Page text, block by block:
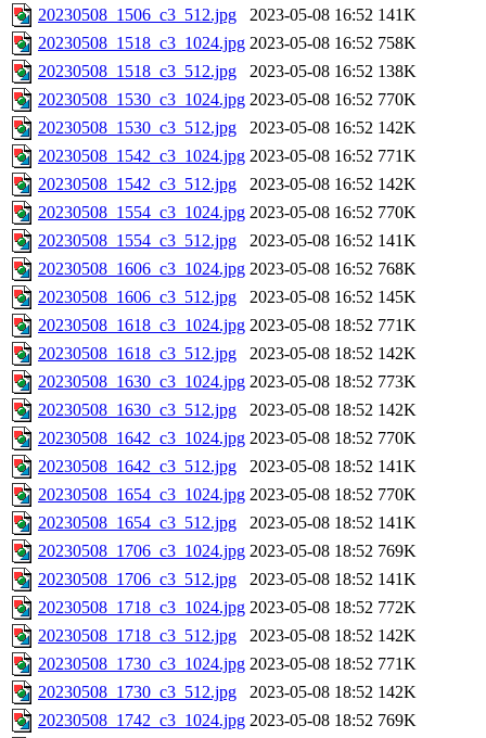
20230508_1506_c3_512.jpg
2023-05-08 16:52 141K
20230508_1518_c3_1024.jpg 2023-05-08 16:52 758K
20230508_1518_c3_512.jpg
2023-05-08 16:52 138K
20230508_1530_c3_1024.jpg 2023-05-08 16:52 770K
20230508_1530_c3_512.jpg
2023-05-08 16:52 142K
20230508_1542_c3_1024.jpg 2023-05-08 16:52 771K
20230508_1542_c3_512.jpg
2023-05-08 16:52 142K
20230508_1554_c3_1024.jpg 2023-05-08 16:52 770K
20230508_1554_c3_512.jpg
2023-05-08 16:52 141K
20230508_1606_c3_1024.jpg 2023-05-08 16:52 768K
20230508_1606_c3_512.jpg
2023-05-08 16:52 145K
20230508_1618_c3_1024.jpg 2023-05-08 18:52 771K
20230508_1618_c3_512.jpg
2023-05-08 18:52 142K
20230508_1630_c3_1024.jpg 2023-05-08 18:52 773K
20230508_1630_c3_512.jpg
2023-05-08 18:52 142K
20230508_1642_c3_1024.jpg 2023-05-08 18:52 770K
20230508_1642_c3_512.jpg
2023-05-08 18:52 141K
20230508_1654_c3_1024.jpg 2023-05-08 18:52 770K
20230508_1654_c3_512.jpg
2023-05-08 18:52 141K
20230508_1706_c3_1024.jpg 2023-05-08 18:52 769K
20230508_1706_c3_512.jpg
2023-05-08 18:52 141K
20230508_1718_c3_1024.jpg 2023-05-08 18:52 772K
20230508_1718_c3_512.jpg
2023-05-08 18:52 142K
20230508_1730_c3_1024.jpg 2023-05-08 18:52 771K
20230508_1730_c3_512.jpg
2023-05-08 18:52 142K
20230508_1742_c3_1024.jpg 2023-05-08 18:52 769K